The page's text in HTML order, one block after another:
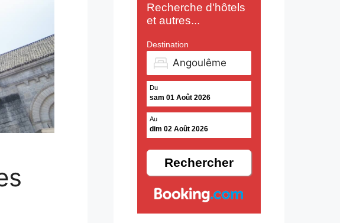
Recherche d'hôtels
et autres...
Destination
Du
sam 01 Août 2026
Au
dim 02 Août 2026